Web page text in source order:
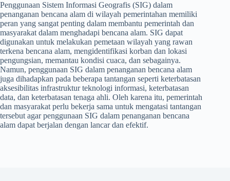
Penggunaan Sistem Informasi Geografis (SIG) dalam
penanganan bencana alam di wilayah pemerintahan memiliki
peran yang sangat penting dalam membantu pemerintah dan
masyarakat dalam menghadapi bencana alam. SIG dapat
digunakan untuk melakukan pemetaan wilayah yang rawan
terkena bencana alam, mengidentifikasi korban dan lokasi
pengungsian, memantau kondisi cuaca, dan sebagainya.
Namun, penggunaan SIG dalam penanganan bencana alam
juga dihadapkan pada beberapa tantangan seperti keterbatasan
aksesibilitas infrastruktur teknologi informasi, keterbatasan
data, dan keterbatasan tenaga ahli. Oleh karena itu, pemerintah
dan masyarakat perlu bekerja sama untuk mengatasi tantangan
tersebut agar penggunaan SIG dalam penanganan bencana
alam dapat berjalan dengan lancar dan efektif.